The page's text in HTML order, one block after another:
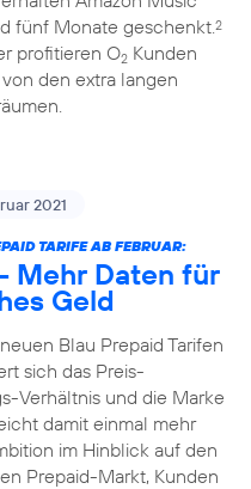
fünf Monate geschenkt.2
profitieren O2Kunden
den extra langen
2021
TARIFE AB FEBRUAR:
Mehr Daten für
Geld
Blau Prepaid Tarifen
sich das Preis-
Verhältnis und die Marke
damit einmal mehr
im Hinblick auf den
Prepaid-Markt, Kunden